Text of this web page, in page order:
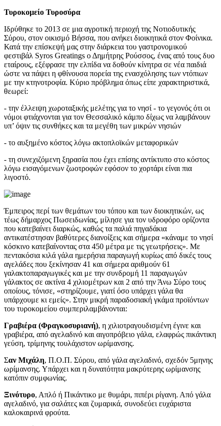
Τυροκομείο Τυροσύρα
Iδρύθηκε το 2013 σε μια αγροτική περιοχή της Νοτιοδυτικής
Σύρου, στον οικισμό Βήσσα, που ανήκει διοικητικά στον Φοίνικα.
Κατά την επίσκεψή μας στην διάρκεια του γαστρονομικού
φεστιβάλ Syros Greatings ο Δημήτρης Ρούσσος, ένας από τους δυο
εταίρους, εξέφρασε την ελπίδα να δοθούν κίνητρα σε νέα παιδιά
ώστε να πάψει η φθίνουσα πορεία της ενασχόλησης των ντόπιων
με την κτηνοτροφία. Κύριο πρόβλημα όπως είπε χαρακτηριστικά,
θεωρεί:
- την έλλειψη χωροταξικής μελέτης για το νησί - το γεγονός ότι οι
νόμοι φτιάχνονται για τον Θεσσαλικό κάμπο δίχως να λαμβάνουν
υπ’ όψιν τις συνθήκες και τα μεγέθη των μικρών νησιών
- το αυξημένο κόστος λόγω ακτοπλοϊκών μεταφορικών
- τη συνεχιζόμενη ξηρασία που έχει επίσης αντίκτυπο στο κόστος
λόγω εισαγόμενων ζωοτροφών εφόσον το χορτάρι είναι πια
λιγοστό.
Έμπειρος περί των θεμάτων του τόπου και των διοικητικών, ως
τέως δήμαρχος Πωσειδωνίας, μίλησε για τον υδροφόρο ορίζοντα
που κατεβαίνει διαρκώς, καθώς τα παλιά πηγαδάκια
αντικατέστησαν βαθύτερες διανοίξεις και σήμερα «κάναμε το νησί
κόσκινο κατεβαίνοντας στα 450 μέτρα με τις γεωτρήσεις». Με
πεντακόσια κιλά γάλα ημερήσια παραγωγή κυρίως από δικές τους
αγελάδες που ξεκίνησαν 41 και σήμερα αριθμούν 61
γαλακτοπαραγωγικές και με την συνδρομή 11 παραγωγών
γάλακτος σε ακτίνα 4 χιλιομέτρων και 2 από την Άνω Σύρο τους
οποίους, τόνισε, «στηρίζουμε, γιατί όσο υπάρχει γάλα θα
υπάρχουμε κι εμείς». Στην μικρή παραδοσιακή γκάμα προϊόντων
του τυροκομείου συμπεριλαμβάνονται:
Γραβιέρα (Φραγκοσυριανή), η χιλιοτραγουδισμένη έγινε και
γραβιέρα, από αγελαδινό και αιγοπρόβειο γάλα, ελαφρώς πικάντικη
γεύση, τρίμηνης τουλάχιστον ωρίμανσης.
Σαν Μιχάλη, Π.Ο.Π. Σύρου, από γάλα αγελαδινό, σχεδόν 5μηνης
ωρίμανσης. Υπάρχει και η δυνατότητα μακρύτερης ωρίμανσης
κατόπιν συμφωνίας.
Ξινότυρο, Απλό ή Πικάντικο με θυμάρι, πιπέρι ρίγανη. Από γάλα
αγελαδινό, για σαλάτες και ζυμαρικά, συνοδεύει ευχάριστα
καλοκαιρινά φρούτα.